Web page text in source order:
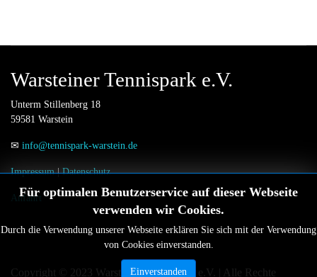
Für optimalen Benutzerservice auf dieser Webseite
verwenden wir Cookies.
Durch die Verwendung unserer Webseite erklären Sie sich mit der Verwendung
von Cookies einverstanden.
Einverstanden
Warsteiner Tennispark e.V.
Unterm Stillenberg 18
59581 Warstein
✉ info@tennispark-warstein.de
Impressum|Datenschutz
Anfahrt
Copyright © 2023 Warsteiner Tennispark e.V. | Alle Rechte